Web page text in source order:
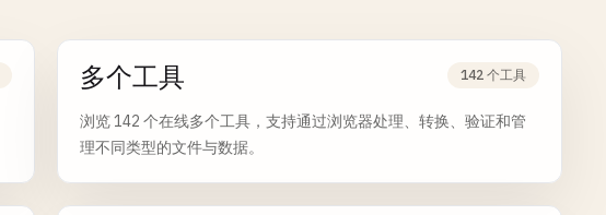
多个工具 142 个工具
浏览 142 个在线多个工具，支持通过浏览器处理、转换、验证和管
理不同类型的文件与数据。